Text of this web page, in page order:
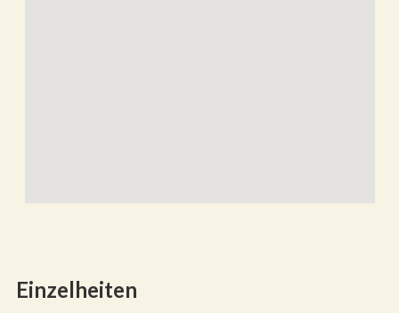
Einzelheiten